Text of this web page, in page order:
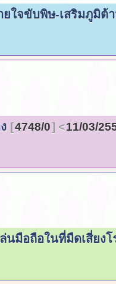
ยใจขับพิษ-เสริมภูมิต้
4748/0 11/03/
ล่นมือถือในที่มืดเสี่ยง